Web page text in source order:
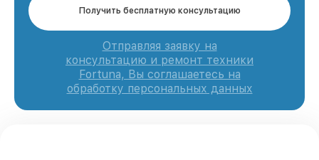
Получить бесплатную консультацию
Отправляя заявку на
консультацию и ремонт техники
Fortuna, Вы соглашаетесь на
обработку персональных данных